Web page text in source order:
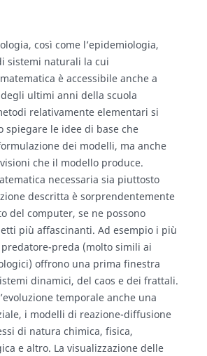
così come l’epidemiologia,
sistemi naturali la cui
è accessibile anche a
ultimi anni della scuola
relativamente elementari si
spiegare le idee di base che
dei modelli, ma anche
che il modello produce.
necessaria sia piuttosto
descritta è sorprendentemente
del computer, se ne possono
più affascinanti. Ad esempio i più
preda (molto simili ai
offrono una prima finestra
dinamici, del caos e dei frattali.
temporale anche una
i modelli di reazione-diffusione
di natura chimica, fisica,
e altro. La visualizzazione delle